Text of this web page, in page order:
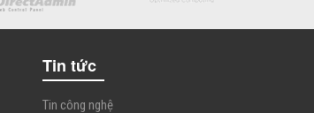
Tin tức
Tin công nghệ